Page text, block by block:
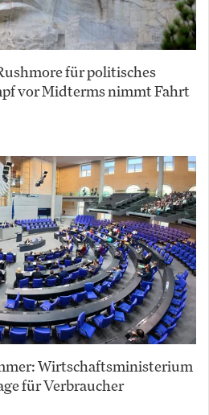
für politisches
vor Midterms nimmt Fahrt
Wirtschaftsministerium
für Verbraucher